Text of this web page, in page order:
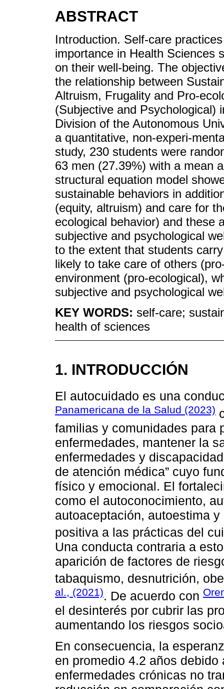
ABSTRACT
Introduction. Self-care
importance in Health Sciences
on their well-being. The
the relationship between
Altruism, Frugality and Pro-
(Subjective and Psychological)
Division of the Autonomous
a quantitative, non-experi-
study, 230 students were
63 men (27.39%) with a mean
structural equation model
sustainable behaviors in
(equity, altruism) and care for
ecological behavior) and these
subjective and psychological
to the extent that students
likely to take care of others
environment (pro-ecological),
subjective and psychological
KEY WORDS: self-care;
health of sciences
1. INTRODUCCIÓN
El autocuidado es una
Panamericana de la Salud (2023)
familias y comunidades para
enfermedades, mantener la
enfermedades y
de atención médica” cuyo
físico y emocional. El
como el autoconocimiento,
autoaceptación, autoestima
positiva a las prácticas del
Una conducta contraria a
aparición de factores de
tabaquismo, desnutrición,
al., (2021). De acuerdo con
el desinterés por cubrir las
aumentando los riesgos
En consecuencia, la
en promedio 4.2 años
enfermedades crónicas no